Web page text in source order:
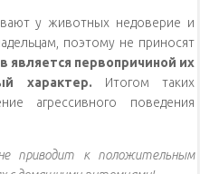
у животных недоверие и
поэтому не приносят
является первопричиной их
характер. Итогом таких
агрессивного поведения
приводит к положительным